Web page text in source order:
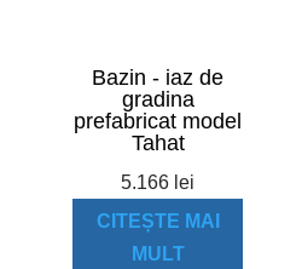
Bazin - iaz de
gradina
prefabricat model
Tahat
5.166 lei
CITEȘTE MAI
MULT